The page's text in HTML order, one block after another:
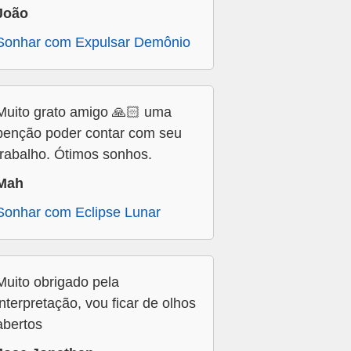
com Expulsar Demônio
grato amigo 🙏🏻 uma
poder contar com seu
Ótimos sonhos.
com Eclipse Lunar
obrigado pela
vou ficar de olhos